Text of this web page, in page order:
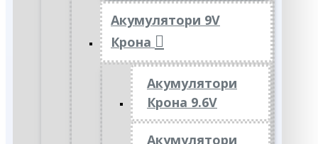
Акумулятори 9V
Крона
Акумулятори
Крона 9.6V
Акумулятори